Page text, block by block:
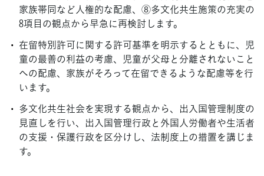
家族帯同など人権的な配慮、⑧多文化共生施策の充実の
8項目の観点から早急に再検討します。
在留特別許可に関する許可基準を明示するとともに、児
童の最善の利益の考慮、児童が父母と分離されないこと
への配慮、家族がそろって在留できるような配慮等を行
います。
多文化共生社会を実現する観点から、出入国管理制度の
見直しを行い、出入国管理行政と外国人労働者や生活者
の支援・保護行政を区分けし、法制度上の措置を講じま
す。